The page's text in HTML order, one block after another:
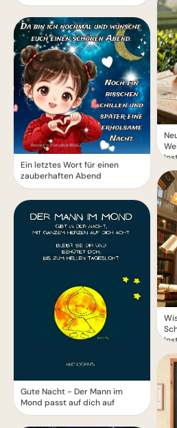
Ein letztes Wort für einen
zauberhaften Abend
Gute Nacht - Der Mann im
Mond passt auf dich auf